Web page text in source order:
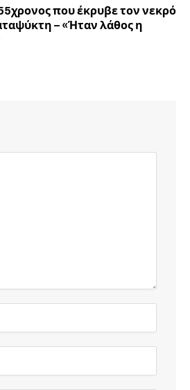
που έκρυβε τον νεκρό
– «Ήταν λάθος η